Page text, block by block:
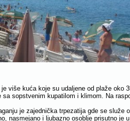
više kuća koje su udaljene od plaže oko
sopstvenim kupatilom i klimom. Na
je zajednička trpezatija gde se služe
nasmejano i ljubazno osoblje prisutno je